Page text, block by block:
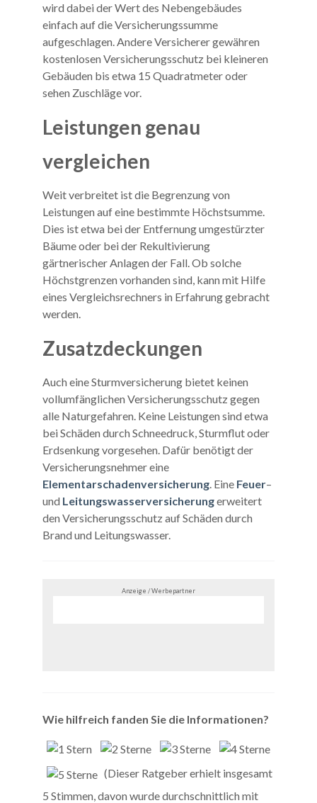
wird dabei der Wert des Nebengebäudes
einfach auf die Versicherungssumme
aufgeschlagen. Andere Versicherer gewähren
kostenlosen Versicherungsschutz bei kleineren
Gebäuden bis etwa 15 Quadratmeter oder
sehen Zuschläge vor.
Leistungen genau
vergleichen
Weit verbreitet ist die Begrenzung von
Leistungen auf eine bestimmte Höchstsumme.
Dies ist etwa bei der Entfernung umgestürzter
Bäume oder bei der Rekultivierung
gärtnerischer Anlagen der Fall. Ob solche
Höchstgrenzen vorhanden sind, kann mit Hilfe
eines Vergleichsrechners in Erfahrung gebracht
werden.
Zusatzdeckungen
Auch eine Sturmversicherung bietet keinen
vollumfänglichen Versicherungsschutz gegen
alle Naturgefahren. Keine Leistungen sind etwa
bei Schäden durch Schneedruck, Sturmflut oder
Erdsenkung vorgesehen. Dafür benötigt der
Versicherungsnehmer eine
Elementarschadenversicherung. Eine Feuer–
und Leitungswasserversicherungerweitert
den Versicherungsschutz auf Schäden durch
Brand und Leitungswasser.
Anzeige / Werbepartner
Wie hilfreich fanden Sie die Informationen?
(Dieser Ratgeber erhielt insgesamt
5 Stimmen, davon wurde durchschnittlich mit